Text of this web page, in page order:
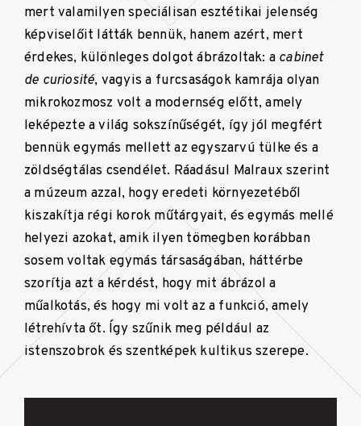
mert valamilyen speciálisan esztétikai jelenség
képviselőit látták bennük, hanem azért, mert
érdekes, különleges dolgot ábrázoltak: a cabinet
de curiosité, vagyis a furcsaságok kamrája olyan
mikrokozmosz volt a modernség előtt, amely
leképezte a világ sokszínűségét, így jól megfért
bennük egymás mellett az egyszarvú tülke és a
zöldségtálas csendélet. Ráadásul Malraux szerint
a múzeum azzal, hogy eredeti környezetéből
kiszakítja régi korok műtárgyait, és egymás mellé
helyezi azokat, amik ilyen tömegben korábban
sosem voltak egymás társaságában, háttérbe
szorítja azt a kérdést, hogy mit ábrázol a
műalkotás, és hogy mi volt az a funkció, amely
létrehívta őt. Így szűnik meg például az
istenszobrok és szentképek kultikus szerepe.